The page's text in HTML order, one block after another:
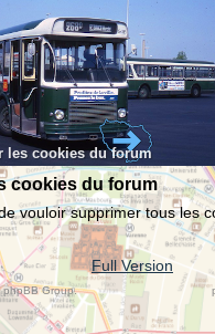
les cookies du forum
cookies du forum
vouloir supprimer tous les
Full Version
Group.